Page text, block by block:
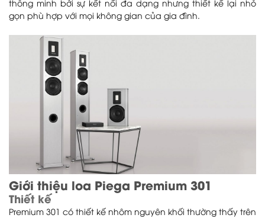
thông minh bởi sự kết nối đa dạng nhưng thiết kế lại nhỏ
gọn phù hợp với mọi không gian của gia đình.
Giới thiệu loa Piega Premium 301
Thiết kế
Premium 301 có thiết kế nhôm nguyên khối thường thấy trên